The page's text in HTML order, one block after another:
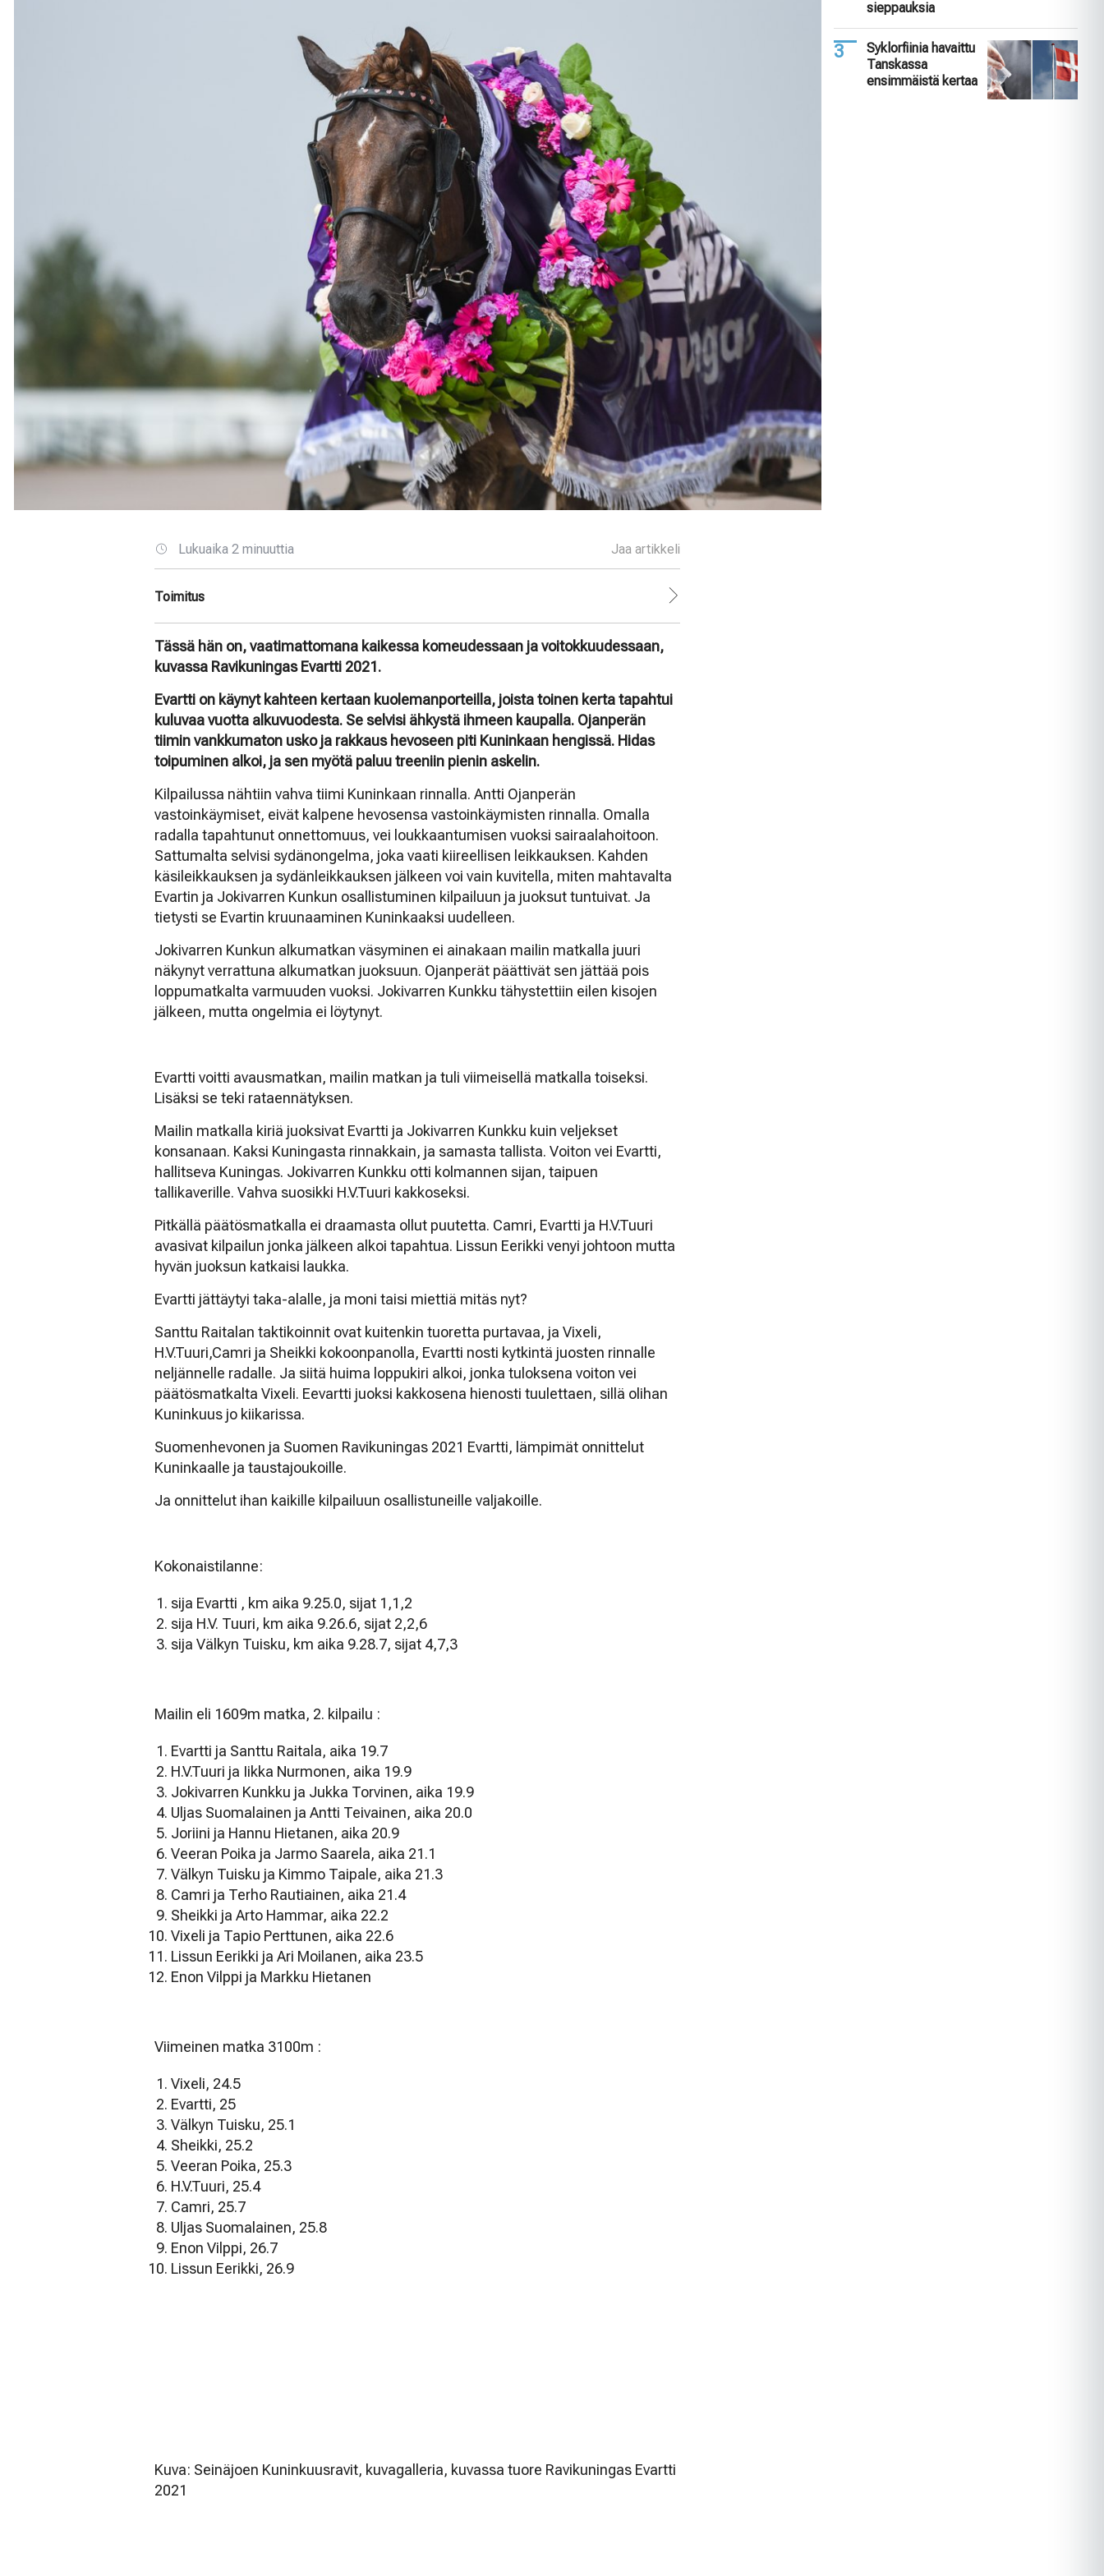
Lukuaika 2 minuuttia Jaa artikkeli
Toimitus
Tässä hän on, vaatimattomana kaikessa komeudessaan ja voitokkuudessaan,
kuvassa Ravikuningas Evartti 2021.
Evartti on käynyt kahteen kertaan kuolemanporteilla, joista toinen kerta tapahtui
kuluvaa vuotta alkuvuodesta. Se selvisi ähkystä ihmeen kaupalla. Ojanperän
tiimin vankkumaton usko ja rakkaus hevoseen piti Kuninkaan hengissä. Hidas
toipuminen alkoi, ja sen myötä paluu treeniin pienin askelin.
Kilpailussa nähtiin vahva tiimi Kuninkaan rinnalla. Antti Ojanperän
vastoinkäymiset, eivät kalpene hevosensa vastoinkäymisten rinnalla. Omalla
radalla tapahtunut onnettomuus, vei loukkaantumisen vuoksi sairaalahoitoon.
Sattumalta selvisi sydänongelma, joka vaati kiireellisen leikkauksen. Kahden
käsileikkauksen ja sydänleikkauksen jälkeen voi vain kuvitella, miten mahtavalta
Evartin ja Jokivarren Kunkun osallistuminen kilpailuun ja juoksut tuntuivat. Ja
tietysti se Evartin kruunaaminen Kuninkaaksi uudelleen.
Jokivarren Kunkun alkumatkan väsyminen ei ainakaan mailin matkalla juuri
näkynyt verrattuna alkumatkan juoksuun. Ojanperät päättivät sen jättää pois
loppumatkalta varmuuden vuoksi. Jokivarren Kunkku tähystettiin eilen kisojen
jälkeen, mutta ongelmia ei löytynyt.
Evartti voitti avausmatkan, mailin matkan ja tuli viimeisellä matkalla toiseksi.
Lisäksi se teki rataennätyksen.
Mailin matkalla kiriä juoksivat Evartti ja Jokivarren Kunkku kuin veljekset
konsanaan. Kaksi Kuningasta rinnakkain, ja samasta tallista. Voiton vei Evartti,
hallitseva Kuningas. Jokivarren Kunkku otti kolmannen sijan, taipuen
tallikaverille. Vahva suosikki H.V.Tuuri kakkoseksi.
Pitkällä päätösmatkalla ei draamasta ollut puutetta. Camri, Evartti ja H.V.Tuuri
avasivat kilpailun jonka jälkeen alkoi tapahtua. Lissun Eerikki venyi johtoon mutta
hyvän juoksun katkaisi laukka.
Evartti jättäytyi taka-alalle, ja moni taisi miettiä mitäs nyt?
Santtu Raitalan taktikoinnit ovat kuitenkin tuoretta purtavaa, ja Vixeli,
H.V.Tuuri,Camri ja Sheikki kokoonpanolla, Evartti nosti kytkintä juosten rinnalle
neljännelle radalle. Ja siitä huima loppukiri alkoi, jonka tuloksena voiton vei
päätösmatkalta Vixeli. Eevartti juoksi kakkosena hienosti tuulettaen, sillä olihan
Kuninkuus jo kiikarissa.
Suomenhevonen ja Suomen Ravikuningas 2021 Evartti, lämpimät onnittelut
Kuninkaalle ja taustajoukoille.
Ja onnittelut ihan kaikille kilpailuun osallistuneille valjakoille.
Kokonaistilanne:
sija Evartti , km aika 9.25.0, sijat 1,1,2
sija H.V. Tuuri, km aika 9.26.6, sijat 2,2,6
sija Välkyn Tuisku, km aika 9.28.7, sijat 4,7,3
Mailin eli 1609m matka, 2. kilpailu :
Evartti ja Santtu Raitala, aika 19.7
H.V.Tuuri ja Iikka Nurmonen, aika 19.9
Jokivarren Kunkku ja Jukka Torvinen, aika 19.9
Uljas Suomalainen ja Antti Teivainen, aika 20.0
Joriini ja Hannu Hietanen, aika 20.9
Veeran Poika ja Jarmo Saarela, aika 21.1
Välkyn Tuisku ja Kimmo Taipale, aika 21.3
Camri ja Terho Rautiainen, aika 21.4
Sheikki ja Arto Hammar, aika 22.2
Vixeli ja Tapio Perttunen, aika 22.6
Lissun Eerikki ja Ari Moilanen, aika 23.5
Enon Vilppi ja Markku Hietanen
Viimeinen matka 3100m :
Vixeli, 24.5
Evartti, 25
Välkyn Tuisku, 25.1
Sheikki, 25.2
Veeran Poika, 25.3
H.V.Tuuri, 25.4
Camri, 25.7
Uljas Suomalainen, 25.8
Enon Vilppi, 26.7
Lissun Eerikki, 26.9
Kuva: Seinäjoen Kuninkuusravit, kuvagalleria, kuvassa tuore Ravikuningas Evartti
2021
sieppauksia
Syklorfiinia havaittu
Tanskassa
ensimmäistä kertaa